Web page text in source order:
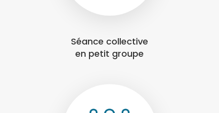
Séance collective
en petit groupe